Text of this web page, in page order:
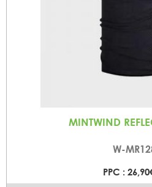
MINTWIND
W-
PPC :